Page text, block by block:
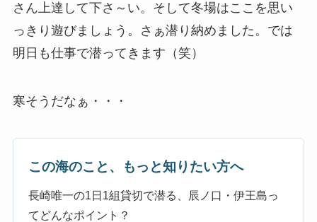
さん上達して下さ～い。そして冬場はここを思い
っきり遊びましょう。さぁ潜り納めました。では
明日も仕事で潜ってきます（笑）
寒そうだなぁ・・・
この海のこと、もっと知りたい方へ
長崎唯一の1日1組貸切で潜る、辰ノ口・伊王島っ
てどんなポイント？